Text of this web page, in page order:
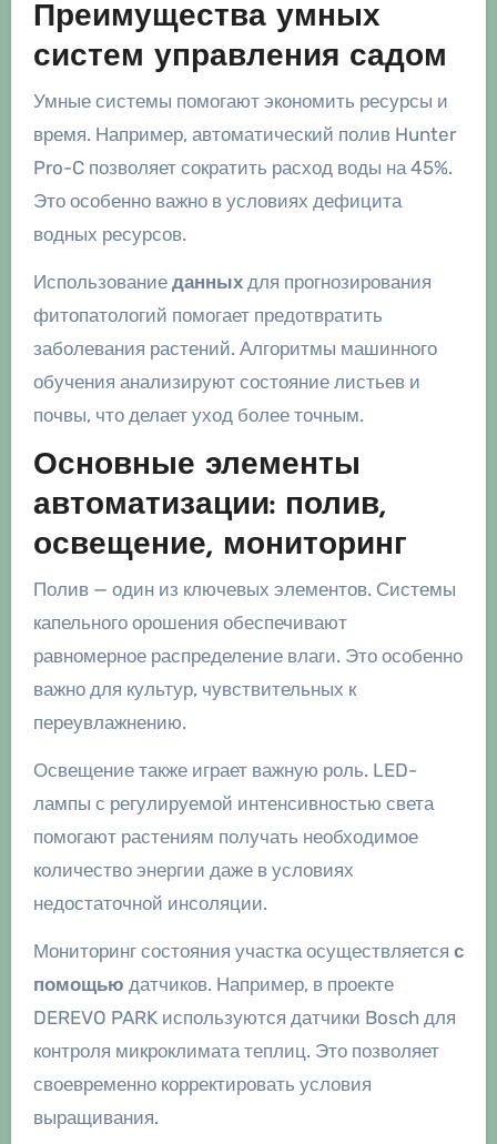
Преимущества умных
систем управления садом
Умные системы помогают экономить ресурсы и
время. Например, автоматический полив Hunter
Pro-C позволяет сократить расход воды на 45%.
Это особенно важно в условиях дефицита
водных ресурсов.
Использование данныхдля прогнозирования
фитопатологий помогает предотвратить
заболевания растений. Алгоритмы машинного
обучения анализируют состояние листьев и
почвы, что делает уход более точным.
Основные элементы
автоматизации: полив,
освещение, мониторинг
Полив — один из ключевых элементов. Системы
капельного орошения обеспечивают
равномерное распределение влаги. Это особенно
важно для культур, чувствительных к
переувлажнению.
Освещение также играет важную роль. LED-
лампы с регулируемой интенсивностью света
помогают растениям получать необходимое
количество энергии даже в условиях
недостаточной инсоляции.
Мониторинг состояния участка осуществляется с
помощью датчиков. Например, в проекте
DEREVO PARK используются датчики Bosch для
контроля микроклимата теплиц. Это позволяет
своевременно корректировать условия
выращивания.